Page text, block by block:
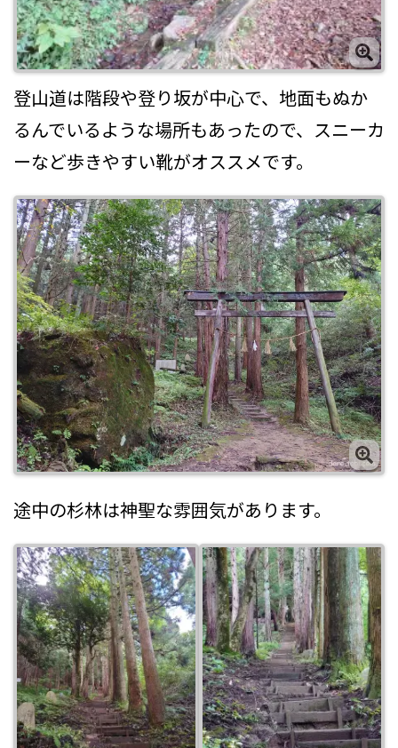
登山道は階段や登り坂が中心で、地面もぬか
るんでいるような場所もあったので、スニーカ
ーなど歩きやすい靴がオススメです。
途中の杉林は神聖な雰囲気があります。